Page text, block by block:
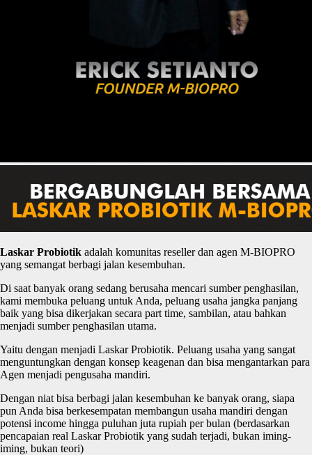
Laskar Probiotik adalah komunitas reseller dan agen M-BIOPRO
yang semangat berbagi jalan kesembuhan.
Di saat banyak orang sedang berusaha mencari sumber penghasilan,
kami membuka peluang untuk Anda, peluang usaha jangka panjang
baik yang bisa dikerjakan secara part time, sambilan, atau bahkan
menjadi sumber penghasilan utama.
Yaitu dengan menjadi Laskar Probiotik. Peluang usaha yang sangat
menguntungkan dengan konsep keagenan dan bisa mengantarkan para
Agen menjadi pengusaha mandiri.
Dengan niat bisa berbagi jalan kesembuhan ke banyak orang, siapa
pun Anda bisa berkesempatan membangun usaha mandiri dengan
potensi income hingga puluhan juta rupiah per bulan (berdasarkan
pencapaian real Laskar Probiotik yang sudah terjadi, bukan iming-
iming, bukan teori)